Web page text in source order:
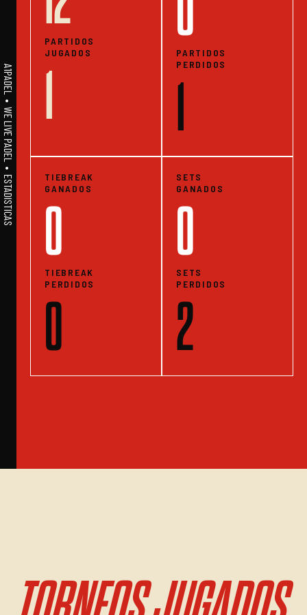
A1PADEL • WE LIVE PADEL • ESTADISTICAS
PARTIDOS
JUGADOS
1
PARTIDOS
PERDIDOS
1
TIEBREAK
GANADOS
0
TIEBREAK
PERDIDOS
0
SETS
GANADOS
0
SETS
PERDIDOS
2